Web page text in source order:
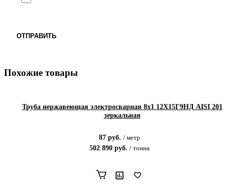
ОТПРАВИТЬ
Похожие товары
Труба нержавеющая электросварная 8х1 12Х15Г9НД AISI 201
зеркальная
87 руб. / метр
502 890 руб. / тонна